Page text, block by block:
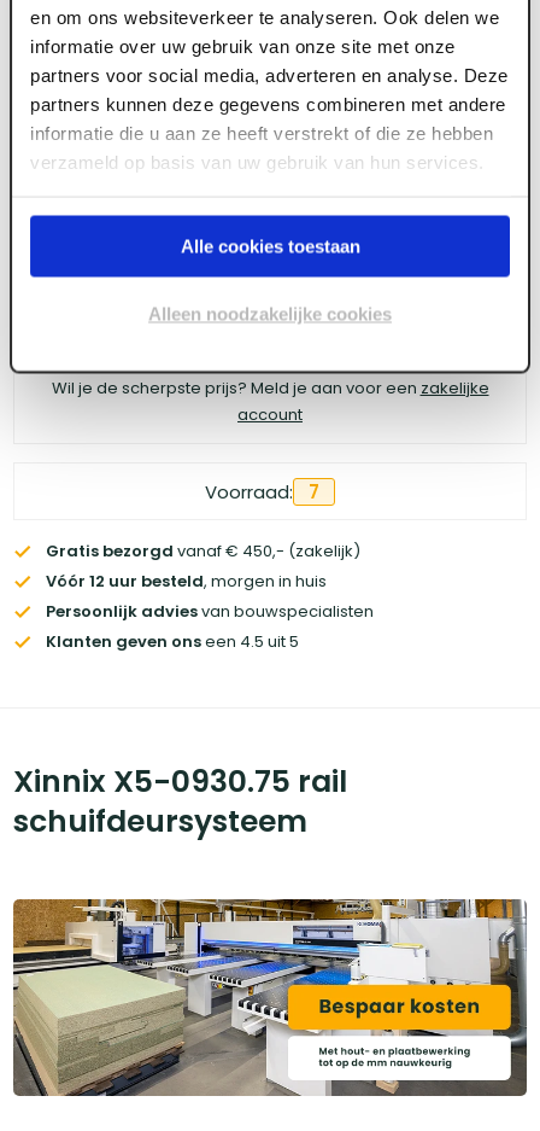
en om ons websiteverkeer te analyseren. Ook delen we
informatie over uw gebruik van onze site met onze
partners voor social media, adverteren en analyse. Deze
partners kunnen deze gegevens combineren met andere
informatie die u aan ze heeft verstrekt of die ze hebben
verzameld op basis van uw gebruik van hun services.
Alle cookies toestaan
Alleen noodzakelijke cookies
ART004662
Xinnix X5-0930.75 rail schuifdeursysteem
Meld je aan of maak een account aan om toegang
Log in voor prijzen
Wil je de scherpste prijs? Meld je aan voor een zakelijke
account
Voorraad: 7
Gratis bezorgd vanaf € 450,- (zakelijk)
Vóór 12 uur besteld, morgen in huis
Persoonlijk adviesvan bouwspecialisten
Klanten geven onseen 4.5 uit 5
Xinnix X5-0930.75 rail
schuifdeursysteem